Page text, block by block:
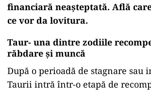
financiară neașteptată. Află
ce vor da lovitura.
Taur- una dintre zodiile
răbdare și muncă
După o perioadă de stagnare sau
Taurii intră într-o etapă de